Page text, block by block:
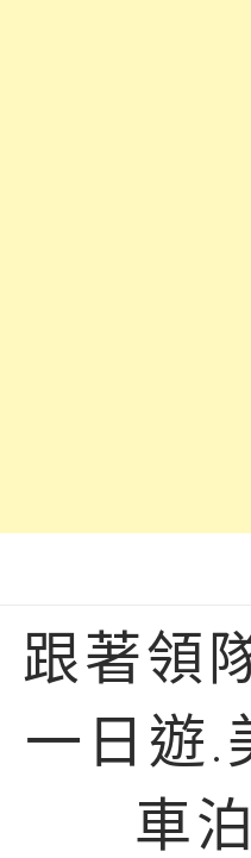
跟著領
一日遊.
車